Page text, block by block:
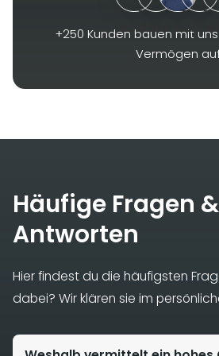
Zukunft planbar zu machen. Wer
sein Einkommen strategisch zu
Basis für Ruhe und Kontrolle.
+250 Kunden bauen mit
Vermögen
Häufige Fragen
Antworten
Hier findest du die häufigsten
dabei? Wir klären sie im